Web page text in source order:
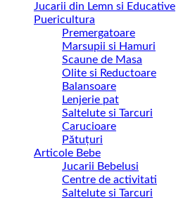
Jucarii din Lemn si Educative
Puericultura
Premergatoare
Marsupii si Hamuri
Scaune de Masa
Olite si Reductoare
Balansoare
Lenjerie pat
Saltelute si Tarcuri
Carucioare
Pătuțuri
Articole Bebe
Jucarii Bebelusi
Centre de activitati
Saltelute si Tarcuri